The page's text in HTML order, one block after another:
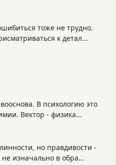
тоже не трудно.
к детал...
В психологию это
Вектор - физика...
но правдивости -
не изначально в обра...